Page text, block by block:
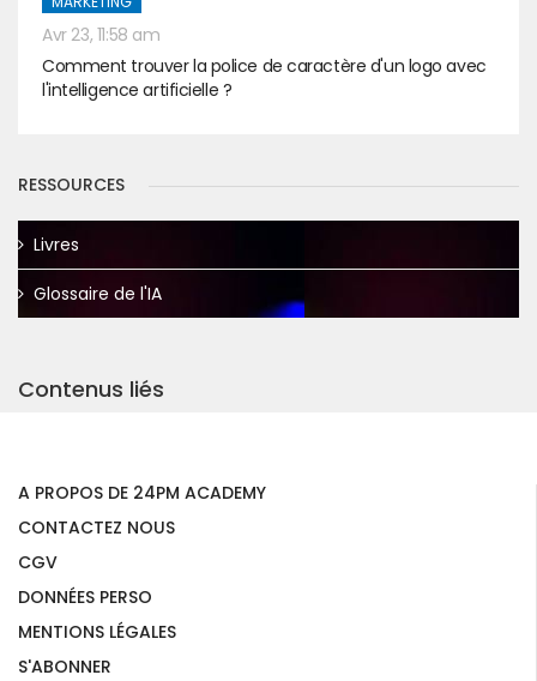
Avr 23, 11:58 am
Comment trouver la police de caractère d'un logo avec
l'intelligence artificielle ?
RESSOURCES
Livres
Glossaire de l'IA
Contenus liés
A PROPOS DE 24PM ACADEMY
CONTACTEZ NOUS
CGV
DONNÉES PERSO
MENTIONS LÉGALES
S'ABONNER